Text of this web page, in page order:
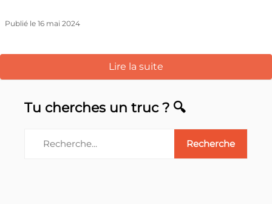
Publié le 16 mai 2024
Lire la suite
Tu cherches un truc ? 🔍